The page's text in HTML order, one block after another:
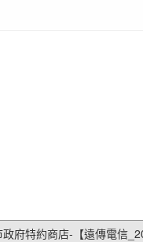
府特約商店-【遠傳電信